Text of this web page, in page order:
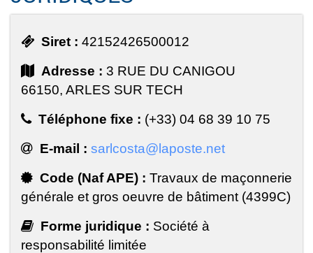
Siret : 42152426500012
Adresse : 3 RUE DU CANIGOU
66150, ARLES SUR TECH
Téléphone fixe : (+33) 04 68 39 10 75
E-mail : sarlcosta@laposte.net
Code (Naf APE) : Travaux de maçonnerie
générale et gros oeuvre de bâtiment (4399C)
Forme juridique : Société à
responsabilité limitée